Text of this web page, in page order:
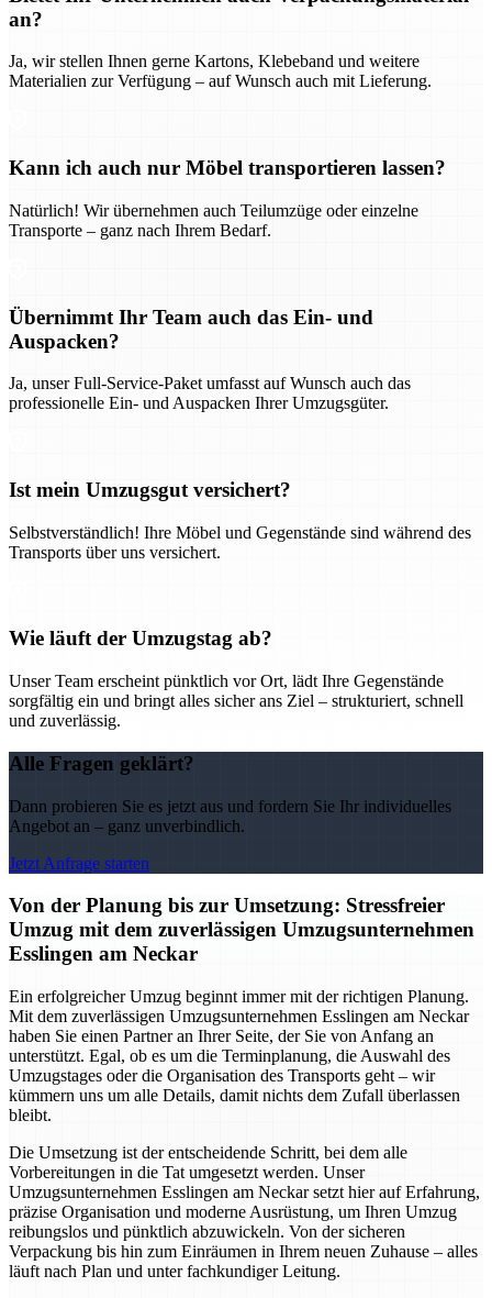
an?
Ja, wir stellen Ihnen gerne Kartons, Klebeband und weitere
Materialien zur Verfügung – auf Wunsch auch mit Lieferung.
Kann ich auch nur Möbel transportieren lassen?
Natürlich! Wir übernehmen auch Teilumzüge oder einzelne
Transporte – ganz nach Ihrem Bedarf.
Übernimmt Ihr Team auch das Ein- und
Auspacken?
Ja, unser Full-Service-Paket umfasst auf Wunsch auch das
professionelle Ein- und Auspacken Ihrer Umzugsgüter.
Ist mein Umzugsgut versichert?
Selbstverständlich! Ihre Möbel und Gegenstände sind während des
Transports über uns versichert.
Wie läuft der Umzugstag ab?
Unser Team erscheint pünktlich vor Ort, lädt Ihre Gegenstände
sorgfältig ein und bringt alles sicher ans Ziel – strukturiert, schnell
und zuverlässig.
Alle Fragen geklärt?
Dann probieren Sie es jetzt aus und fordern Sie Ihr individuelles
Angebot an – ganz unverbindlich.
Jetzt Anfrage starten
Von der Planung bis zur Umsetzung: Stressfreier
Umzug mit dem zuverlässigen Umzugsunternehmen
Esslingen am Neckar
Ein erfolgreicher Umzug beginnt immer mit der richtigen Planung.
Mit dem zuverlässigen Umzugsunternehmen Esslingen am Neckar
haben Sie einen Partner an Ihrer Seite, der Sie von Anfang an
unterstützt. Egal, ob es um die Terminplanung, die Auswahl des
Umzugstages oder die Organisation des Transports geht – wir
kümmern uns um alle Details, damit nichts dem Zufall überlassen
bleibt.
Die Umsetzung ist der entscheidende Schritt, bei dem alle
Vorbereitungen in die Tat umgesetzt werden. Unser
Umzugsunternehmen Esslingen am Neckar setzt hier auf Erfahrung,
präzise Organisation und moderne Ausrüstung, um Ihren Umzug
reibungslos und pünktlich abzuwickeln. Von der sicheren
Verpackung bis hin zum Einräumen in Ihrem neuen Zuhause – alles
läuft nach Plan und unter fachkundiger Leitung.